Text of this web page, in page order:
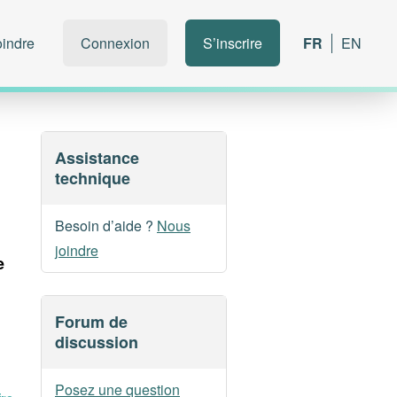
Connexion S’inscrire FR EN
Assistance
technique
Besoin d’aide ? Nous
joindre
Forum de
discussion
Posez une question